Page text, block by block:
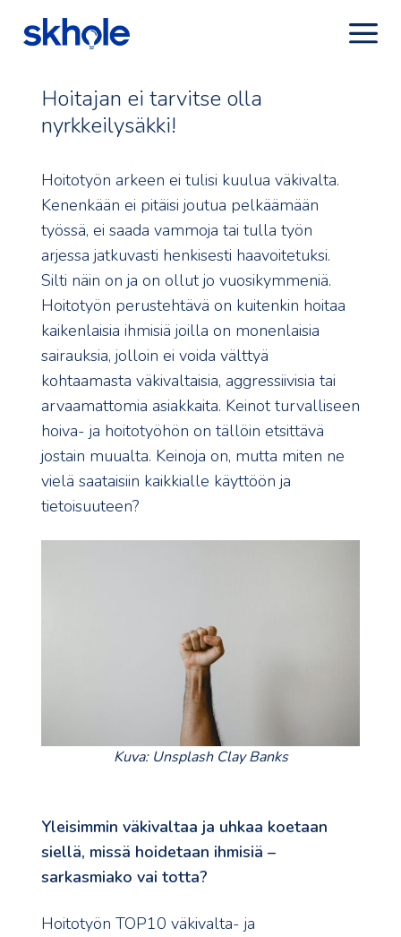
Hoitajan ei tarvitse olla
nyrkkeilysäkki!
Hoitotyön arkeen ei tulisi kuulua väkivalta.
Kenenkään ei pitäisi joutua pelkäämään
työssä, ei saada vammoja tai tulla työn
arjessa jatkuvasti henkisesti haavoitetuksi.
Silti näin on ja on ollut jo vuosikymmeniä.
Hoitotyön perustehtävä on kuitenkin hoitaa
kaikenlaisia ihmisiä joilla on monenlaisia
sairauksia, jolloin ei voida välttyä
kohtaamasta väkivaltaisia, aggressiivisia tai
arvaamattomia asiakkaita. Keinot turvalliseen
hoiva- ja hoitotyöhön on tällöin etsittävä
jostain muualta. Keinoja on, mutta miten ne
vielä saataisiin kaikkialle käyttöön ja
tietoisuuteen?
Kuva: Unsplash Clay Banks
Yleisimmin väkivaltaa ja uhkaa koetaan
siellä, missä hoidetaan ihmisiä –
sarkasmiako vai totta?
Hoitotyön TOP10 väkivalta- ja